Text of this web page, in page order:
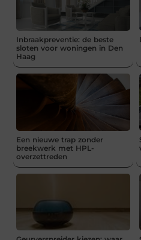
Inbraakpreventie: de beste
sloten voor woningen in Den
Haag
Een nieuwe trap zonder
breekwerk met HPL-
overzettreden